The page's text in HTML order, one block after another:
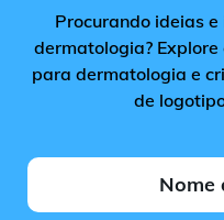
Procurando ideias
dermatologia?
para dermatologia e
de